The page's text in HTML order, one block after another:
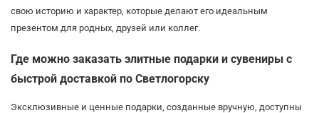
свою историю и характер, которые делают его идеальным
презентом для родных, друзей или коллег.
Где можно заказать элитные подарки и сувениры с
быстрой доставкой по Светлогорску
Эксклюзивные и ценные подарки, созданные вручную, доступны